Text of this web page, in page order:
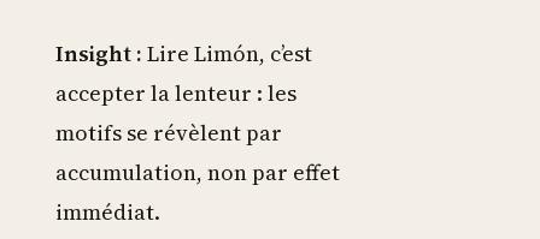
Insight : Lire Limón, c’est
accepter la lenteur : les
motifs se révèlent par
accumulation, non par effet
immédiat.